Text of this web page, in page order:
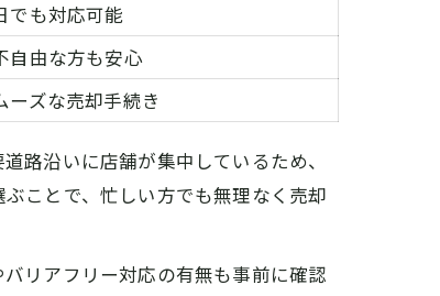
でも対応可能
自由な方も安心
ーズな売却手続き
路沿いに店舗が集中しているため、
ことで、忙しい方でも無理なく売却
リアフリー対応の有無も事前に確認